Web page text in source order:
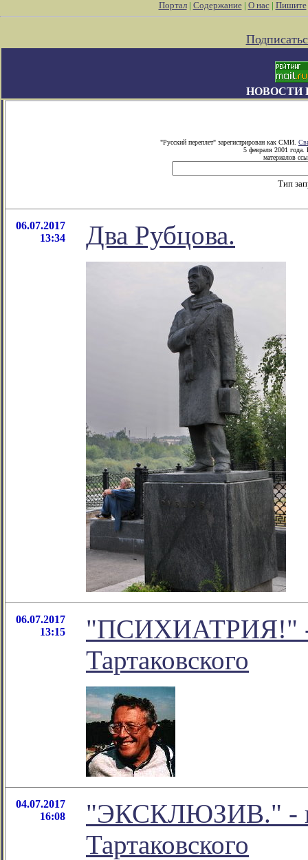
Портал| Содержание| О нас| Пишите
НОВОСТИ
"Русский переплет" зарегистрирован как СМИ.
5 февраля 2001 года.
материалов
Тип
06.07.2017
13:34
Два Рубцова.
06.07.2017
13:15
"ПСИХИАТРИЯ!" -
Тартаковского
04.07.2017
16:08
"ЭКСКЛЮЗИВ." -
Тартаковского